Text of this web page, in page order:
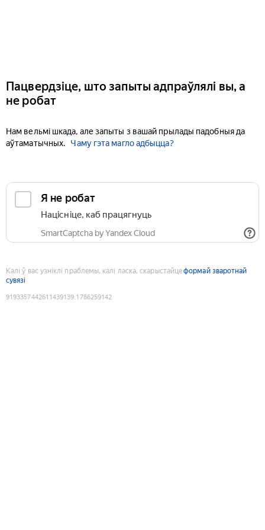
Пацвердзіце, што запыты адпраўлялі вы, а
не робат
Нам вельмі шкада, але запыты з вашай прылады падобныя да
аўтаматычных.
Чаму гэта магло адбыцца?
Я не робат
Націсніце, каб працягнуць
SmartCaptcha by Yandex Cloud
Калі ў вас узніклі праблемы, калі ласка, скарыстайцеформай зваротнай
сувязі
9193357442611439139:1786259142